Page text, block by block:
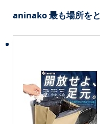
aninako 最も場所を